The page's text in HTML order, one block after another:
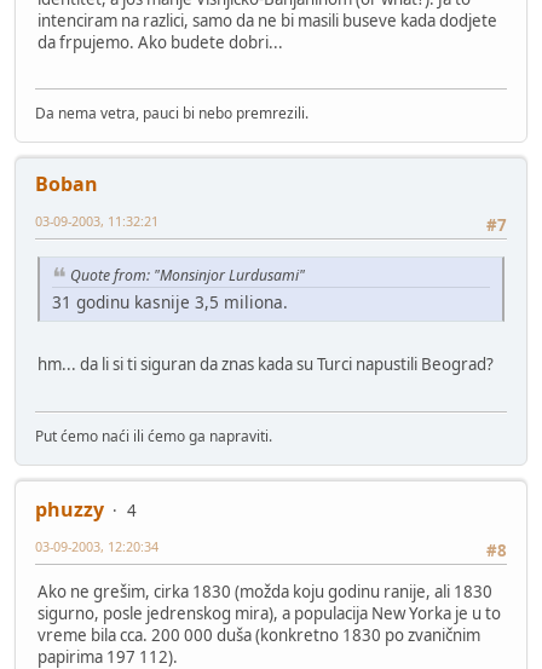
intenciram na razlici, samo da ne bi masili buseve kada dodjete
da frpujemo. Ako budete dobri...
Da nema vetra, pauci bi nebo premrezili.
Boban
#7
03-09-2003, 11:32:21
Quote from: "Monsinjor Lurdusami"
31 godinu kasnije 3,5 miliona.
hm... da li si ti siguran da znas kada su Turci napustili Beograd?
Put ćemo naći ili ćemo ga napraviti.
phuzzy
4
#8
03-09-2003, 12:20:34
Ako ne grešim, cirka 1830 (možda koju godinu ranije, ali 1830
sigurno, posle jedrenskog mira), a populacija New Yorka je u to
vreme bila cca. 200 000 duša (konkretno 1830 po zvaničnim
papirima 197 112).